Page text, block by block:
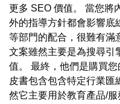
更多 SEO 價值。 當您將
外的指導方針都會影響底
等部門的配合，很難有滿
文案雖然主要是為搜尋引
值。 最終，他們是購買
皮書包含包含特定行業匯
然它主要用於教育產品/